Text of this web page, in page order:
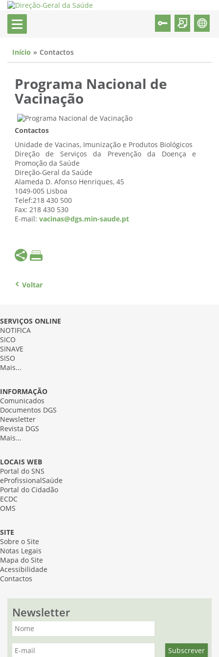
Início Contactos
Programa Nacional de
Vacinação
Contactos
Unidade de Vacinas, Imunização e Produtos Biológicos
Direção de Serviços da Prevenção da Doença e
Promoção da Saúde
Direção-Geral da Saúde
Alameda D. Afonso Henriques, 45
1049-005 Lisboa
Telef:218 430 500
Fax: 218 430 530
E-mail: vacinas@dgs.min-saude.pt
Voltar
SERVIÇOS ONLINE
NOTIFICA
SICO
SINAVE
SISO
Mais...
INFORMAÇÃO
Comunicados
Documentos DGS
Newsletter
Revista DGS
Mais...
LOCAIS WEB
Portal do SNS
eProfissionalSaúde
Portal do Cidadão
ECDC
OMS
SITE
Sobre o Site
Notas Legais
Mapa do Site
Acessibilidade
Contactos
Newsletter